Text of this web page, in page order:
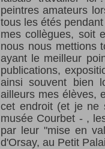
peintres amateurs
tous les étés
mes collègues, soit
nous nous mettions
ayant le meilleur
publications,
ainsi souvent bien
ailleurs mes élèves,
cet endroit (et je ne
musée Courbet - ,
par leur "mise en
d'Orsay, au Petit